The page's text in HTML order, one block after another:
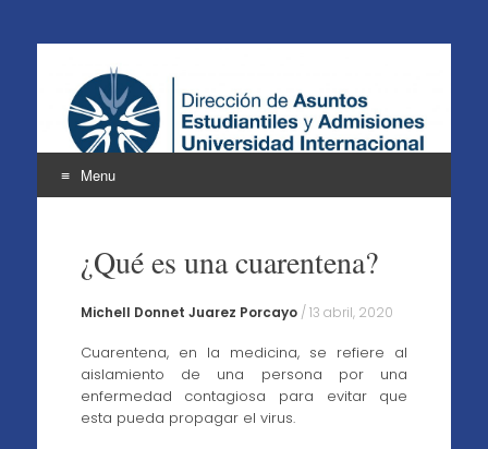
Atención a Estudiantes
UNINTER
Menu
content¿Qué es una cuarentena?
Michell Donnet Juarez Porcayo/13 abril, 2020
Cuarentena, en la medicina, se refiere al
aislamiento de una persona por una
enfermedad contagiosa para evitar que
esta pueda propagar el virus.